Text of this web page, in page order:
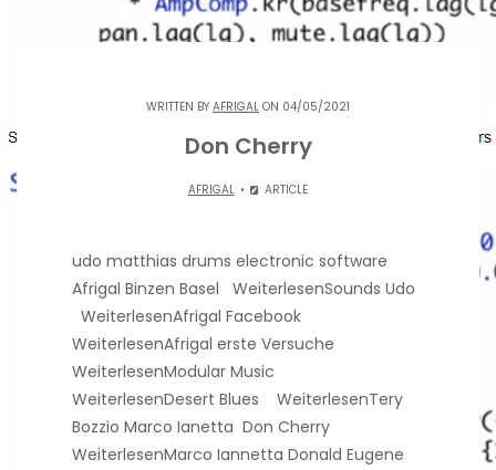
WRITTEN BY AFRIGAL ON 04/05/2021
Don Cherry
AFRIGAL ARTICLE
udo matthias drums electronic software
Afrigal Binzen Basel WeiterlesenSounds Udo
WeiterlesenAfrigal Facebook
WeiterlesenAfrigal erste Versuche
WeiterlesenModular Music
WeiterlesenDesert Blues WeiterlesenTery
Bozzio Marco Ianetta Don Cherry
WeiterlesenMarco Iannetta Donald Eugene